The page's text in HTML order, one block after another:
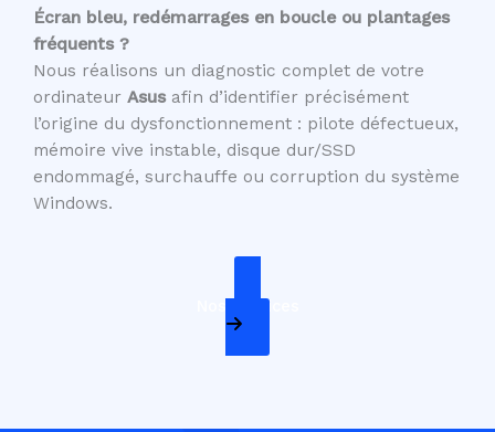
Écran bleu, redémarrages en boucle ou plantages
fréquents ?
Nous réalisons un diagnostic complet de votre
ordinateur Asusafin d’identifier précisément
l’origine du dysfonctionnement : pilote défectueux,
mémoire vive instable, disque dur/SSD
endommagé, surchauffe ou corruption du système
Windows.
Nos Services